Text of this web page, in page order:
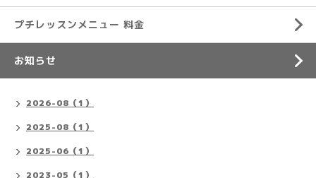
プチレッスンメニュー 料金
お知らせ
2026-08（1）
2025-08（1）
2025-06（1）
2023-05（1）